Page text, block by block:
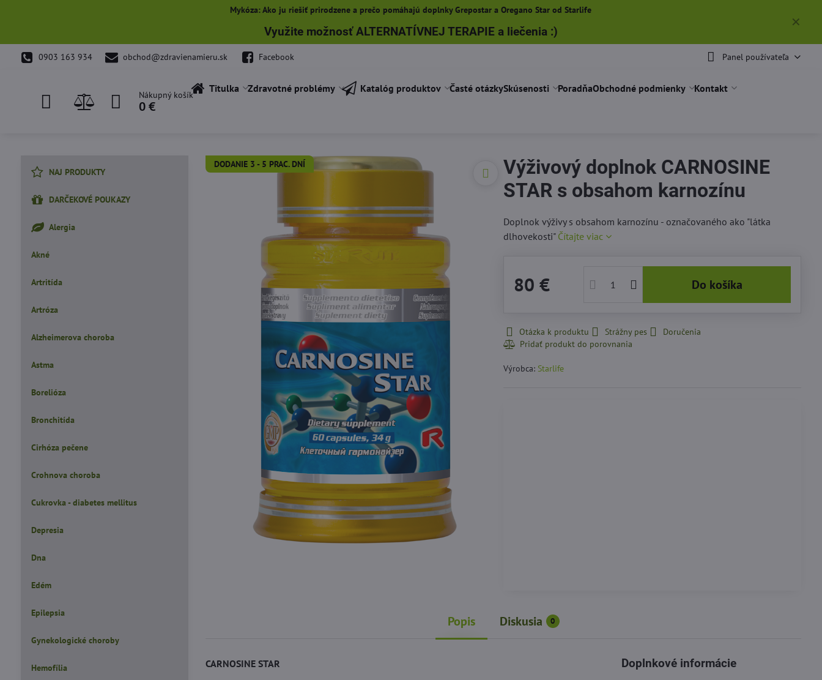
✕
Mykóza: Ako ju riešiť prirodzene a prečo pomáhajú doplnky Grepostar a Oregano Star od Starlife
Využite možnosť ALTERNATÍVNEJ TERAPIE a liečenia:)
0903 163 934 obchod@zdravienamieru.sk Facebook Panel používateľa
Nákupný košík
0 €
Titulka Zdravotné problémy Katalóg produktov Časté otázkySkúsenosti PoradňaObchodné podmienky Kontakt
DODANIE 3 - 5 PRAC. DNÍ
Výživový doplnok CARNOSINE
STAR s obsahom karnozínu
Doplnok výživy s obsahom karnozínu - označovaného ako "látka
dlhovekosti" Čítajte viac
80 € Do košíka
Otázka k produktu Strážny pes Doručenia
Výrobca: Starlife
Popis Diskusia 0
CARNOSINE STAR
Doplnkové informácie
NAJ PRODUKTY
DARČEKOVÉ POUKAZY
Alergia
Akné
Artritída
Artróza
Alzheimerova choroba
Astma
Borelióza
Bronchitída
Cirhóza pečene
Crohnova choroba
Cukrovka - diabetes mellitus
Depresia
Dna
Edém
Epilepsia
Gynekologické choroby
Hemofília